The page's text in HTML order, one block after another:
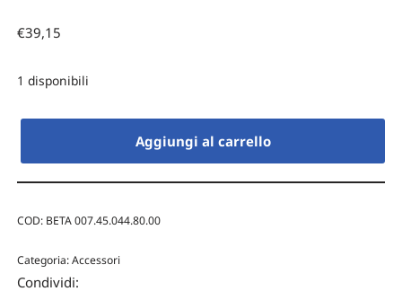
€39,15
1 disponibili
Aggiungi al carrello
COD: BETA 007.45.044.80.00
Categoria:Accessori
Condividi: